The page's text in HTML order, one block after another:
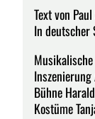
Text von
In
Bühne
Kostüme